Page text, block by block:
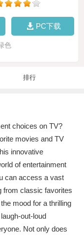
PC下载
色
排行
choices on TV?
movies and TV
innovative
of entertainment
can access a vast
from classic favorites
mood for a thrilling
out-loud
Not only does